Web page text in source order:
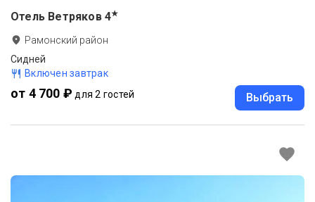
Отель Ветряков 4★
Рамонский район
Сидней
Включен завтрак
от 4 700 ₽ для 2 гостей Выбрать